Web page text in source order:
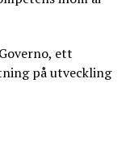
ett
på utveckling